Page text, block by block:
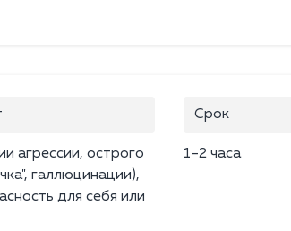
агрессии, острого
галлюцинации),
для себя или
Срок
1–2 часа